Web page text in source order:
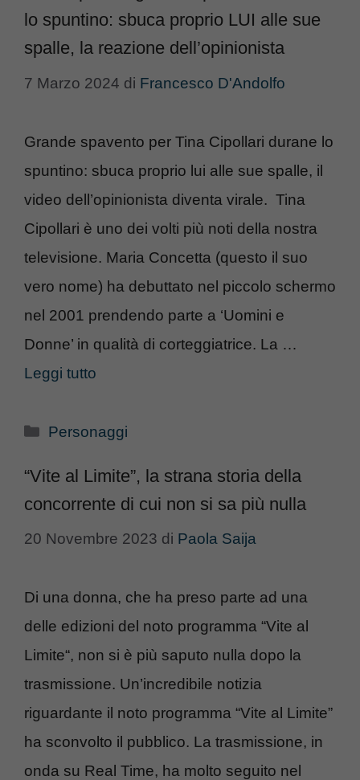
lo spuntino: sbuca proprio LUI alle sue
spalle, la reazione dell’opinionista
7 Marzo 2024 di Francesco D'Andolfo
Grande spavento per Tina Cipollari durane lo
spuntino: sbuca proprio lui alle sue spalle, il
video dell’opinionista diventa virale. Tina
Cipollari è uno dei volti più noti della nostra
televisione. Maria Concetta (questo il suo
vero nome) ha debuttato nel piccolo schermo
nel 2001 prendendo parte a ‘Uomini e
Donne’ in qualità di corteggiatrice. La …
Leggi tutto
Categorie
Personaggi
“Vite al Limite”, la strana storia della
concorrente di cui non si sa più nulla
20 Novembre 2023 di Paola Saija
Di una donna, che ha preso parte ad una
delle edizioni del noto programma “Vite al
Limite“, non si è più saputo nulla dopo la
trasmissione. Un’incredibile notizia
riguardante il noto programma “Vite al Limite”
ha sconvolto il pubblico. La trasmissione, in
onda su Real Time, ha molto seguito nel